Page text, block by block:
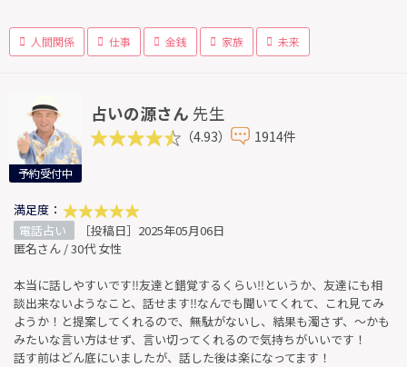
人間関係 仕事 金銭 家族 未来
予約受付中
占いの源さん 先生
（4.93） 1914件
満足度：
電話占い
［投稿日］2025年05月06日
匿名さん / 30代 女性
本当に話しやすいです‼︎友達と錯覚するくらい‼︎というか、友達にも相
談出来ないようなこと、話せます‼︎なんでも聞いてくれて、これ見てみ
ようか！と提案してくれるので、無駄がないし、結果も濁さず、〜かも
みたいな言い方はせず、言い切ってくれるので気持ちがいいです！
話す前はどん底にいましたが、話した後は楽になってます！